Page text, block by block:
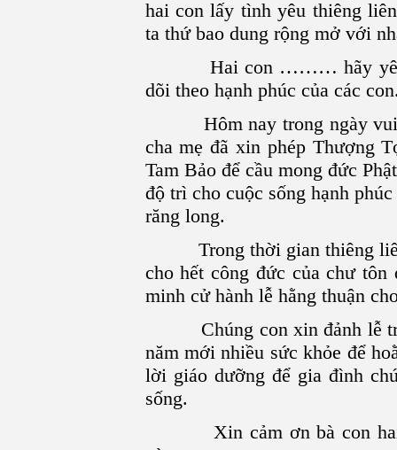
hai con lấy tình yêu thiêng
ta thứ bao dung rộng mở với
Hai con ……… hãy yên
dõi theo hạnh phúc của các
Hôm nay trong ngày vui
cha mẹ đã xin phép Thượng
Tam Bảo để cầu mong đức
độ trì cho cuộc sống hạnh
răng long.
Trong thời gian thiêng
cho hết công đức của chư
minh cử hành lễ hằng thuận
Chúng con xin đảnh lễ tri
năm mới nhiều sức khỏe để
lời giáo dưỡng để gia đình
sống.
Xin cảm ơn bà con hai